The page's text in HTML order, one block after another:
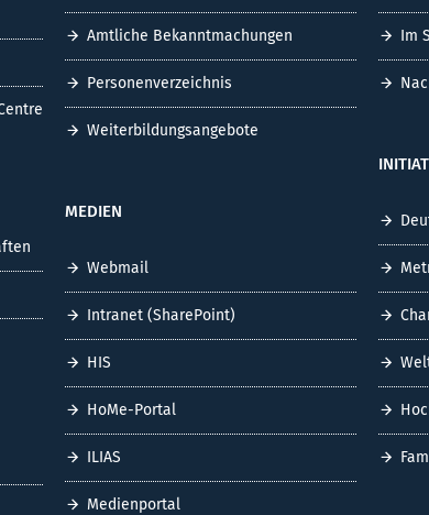
Amtliche Bekanntmachungen
Personenverzeichnis
Weiterbildungsangebote
MEDIEN
Webmail
Intranet (SharePoint)
HIS
HoMe-Portal
ILIAS
Medienportal
Im